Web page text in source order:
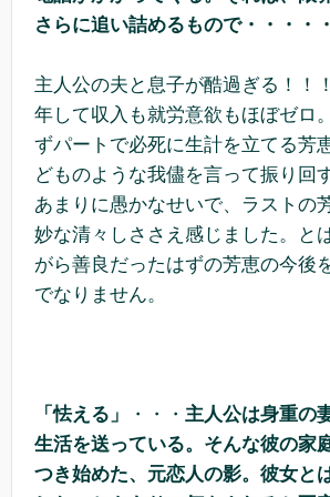
さらに追い詰めるもので・・・・・
主人公の夫と息子が酷過ぎる！！
年して収入も就労意欲もほぼゼロ
ずパートで必死に生計を立てる芳
どものような我儘を言って振り回
あまりに愚かなせいで、ラストの
妙な清々しささえ感じました。と
がら善良だったはずの芳恵の今後
でなりません。
「怯える」 ・・・ 主人公は身重の
生活を送っている。そんな彼の家
つき始めた、元恋人の影。彼女と